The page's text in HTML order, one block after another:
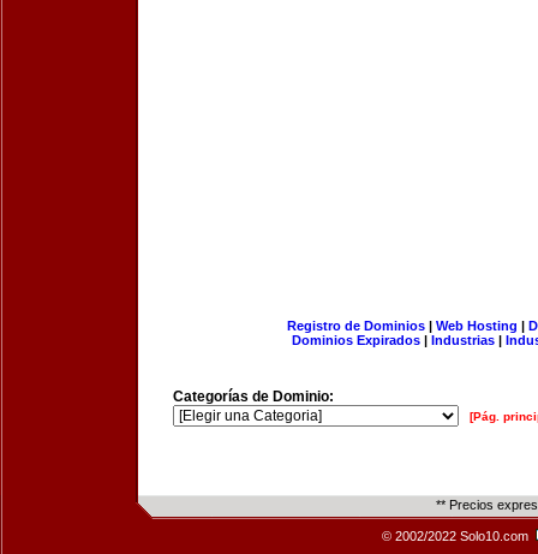
Registro de Dominios| Web Hosting |
Dominios Expirados | Industrias |
Categorías de Dominio:
[Pág.
** Precios
© 2002/2022 Solo10.com